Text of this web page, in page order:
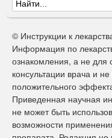
Ф
о
р
м
а
п
о
© Инструкции к
Информация по
ознакомления, а не для
консультации врача и
положительного
Приведенная научная
не может быть
возможности